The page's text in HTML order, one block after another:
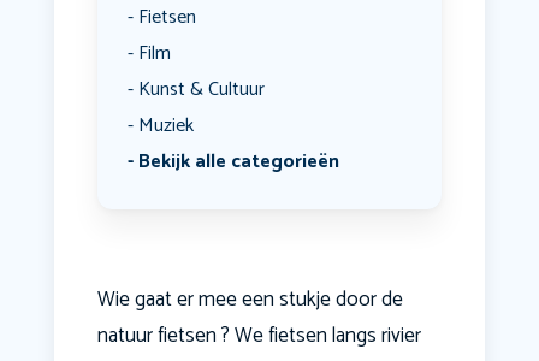
Fietsen
Film
Kunst & Cultuur
Muziek
Bekijk alle categorieën
Wie gaat er mee een stukje door de
natuur fietsen ? We fietsen langs rivier